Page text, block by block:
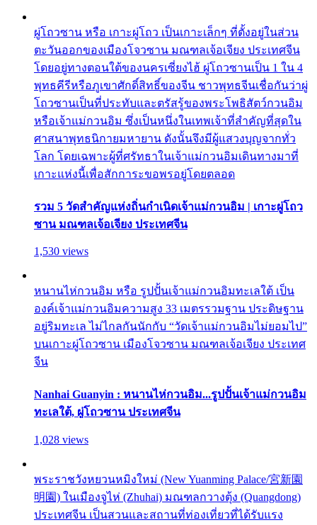
ผู่โถวซาน หรือ เกาะผู่โถว เป็นเกาะเล็กๆ ที่ตั้งอยู่ในส่วน
ตะวันออกของเมืองโจวซาน มณฑลเจ้อเจียง ประเทศจีน
โดยอยู่ทางตอนใต้ของนครเซี่ยงไฮ้ ผู่โถวซานเป็น 1 ใน 4
พุทธคีรีหรือภูเขาศักดิ์สิทธิ์ของจีน ชาวพุทธจีนเชื่อกันว่าผู่
โถวซานเป็นที่ประทับและตรัสรู้ของพระโพธิสัตว์กวนอิม
หรือเจ้าแม่กวนอิม ซึ่งเป็นหนึ่งในเทพเจ้าที่สำคัญที่สุดใน
ศาสนาพุทธนิกายมหายาน ดังนั้นจึงมีผู้แสวงบุญจากทั่ว
โลก โดยเฉพาะผู้ที่ศรัทธาในเจ้าแม่กวนอิมเดินทางมาที่
เกาะแห่งนี้เพื่อสักการะขอพรอยู่โดยตลอด
รวม 5 วัดสำคัญแห่งถิ่นกำเนิดเจ้าแม่กวนอิม | เกาะผู่โถว
ซาน มณฑลเจ้อเจียง ประเทศจีน
1,530 views
หนานไห่กวนอิม หรือ รูปปั้นเจ้าแม่กวนอิมทะเลใต้ เป็น
องค์เจ้าแม่กวนอิมความสูง 33 เมตรรวมฐาน ประดิษฐาน
อยู่ริมทะเล ไม่ไกลกันนักกับ “วัดเจ้าแม่กวนอิมไม่ยอมไป”
บนเกาะผู่โถวซาน เมืองโจวซาน มณฑลเจ้อเจียง ประเทศ
จีน
Nanhai Guanyin : หนานไห่กวนอิม...รูปปั้นเจ้าแม่กวนอิม
ทะเลใต้, ผู่โถวซาน ประเทศจีน
1,028 views
พระราชวังหยวนหมิงใหม่ (New Yuanming Palace/宮新園
明園) ในเมืองจูไห่ (Zhuhai) มณฑลกวางตุ้ง (Quangdong)
ประเทศจีน เป็นสวนและสถานที่ท่องเที่ยวที่ได้รับแรง